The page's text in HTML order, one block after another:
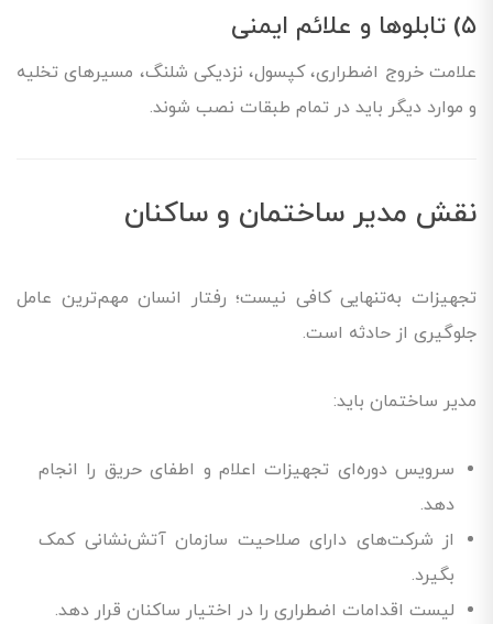
۵) تابلوها و علائم ایمنی
علامت خروج اضطراری، کپسول، نزدیکی شلنگ، مسیرهای تخلیه
و موارد دیگر باید در تمام طبقات نصب شوند.
نقش مدیر ساختمان و ساکنان
تجهیزات به‌تنهایی کافی نیست؛ رفتار انسان مهم‌ترین عامل
جلوگیری از حادثه است.
مدیر ساختمان باید:
سرویس دوره‌ای تجهیزات اعلام و اطفای حریق را انجام
دهد.
از شرکت‌های دارای صلاحیت سازمان آتش‌نشانی کمک
بگیرد.
لیست اقدامات اضطراری را در اختیار ساکنان قرار دهد.